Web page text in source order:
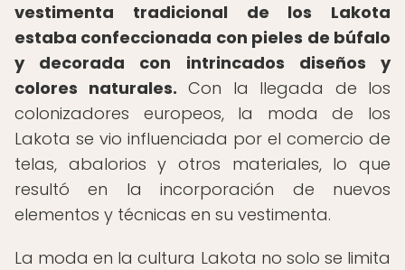
vestimenta tradicional de los Lakota
estaba confeccionada con pieles de búfalo
y decorada con intrincados diseños y
colores naturales. Con la llegada de los
colonizadores europeos, la moda de los
Lakota se vio influenciada por el comercio de
telas, abalorios y otros materiales, lo que
resultó en la incorporación de nuevos
elementos y técnicas en su vestimenta.
La moda en la cultura Lakota no solo se limita